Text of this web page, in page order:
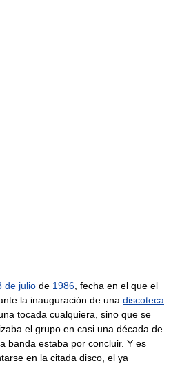
de julio de 1986 , fecha en el que el
la inauguración de una discoteca
tocada cualquiera, sino que se
el grupo en casi una década de
banda estaba por concluir. Y es
en la citada disco, el ya